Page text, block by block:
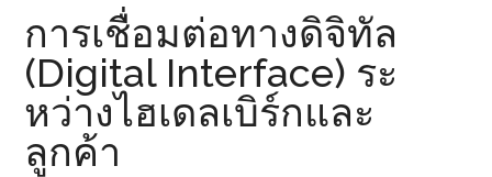
การเชื่อมต่อทางดิจิทัล
(Digital Interface) ระ
หว่างไฮเดลเบิร์กและ
ลูกค้า